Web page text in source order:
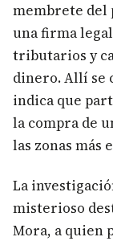
membrete del
una firma
tributarios y
dinero. Allí se
indica que
la compra de
las zonas más
La
misterioso
Mora, a quien